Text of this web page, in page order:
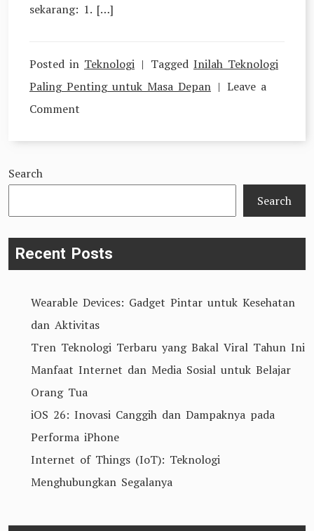
sekarang: 1. […]
Posted in Teknologi Tagged Inilah Teknologi
Paling Penting untuk Masa Depan
Leave a
Comment
untuk
Masa
Search
Search
Recent Posts
Wearable Devices: Gadget Pintar untuk Kesehatan
dan Aktivitas
Tren Teknologi Terbaru yang Bakal Viral Tahun Ini
Manfaat Internet dan Media Sosial untuk Belajar
Orang Tua
iOS 26: Inovasi Canggih dan Dampaknya pada
Performa iPhone
Internet of Things (IoT): Teknologi
Menghubungkan Segalanya